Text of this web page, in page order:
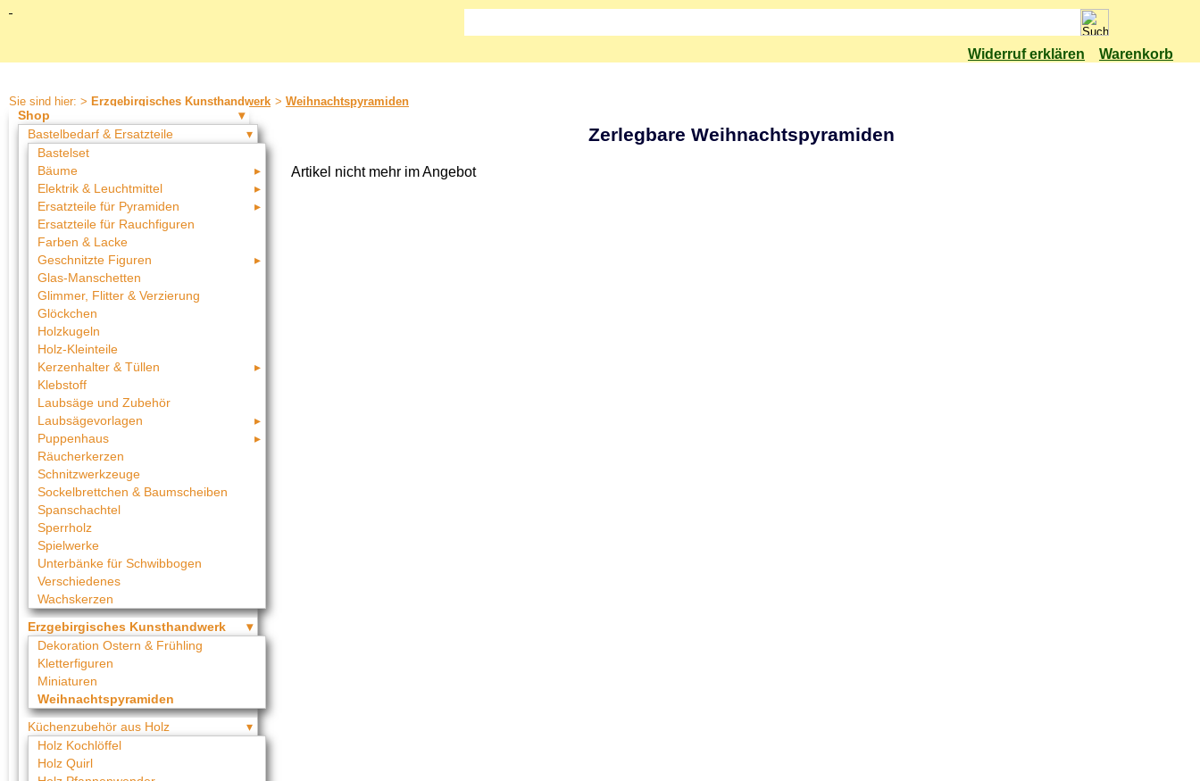
Widerruf erklären Warenkorb
Sie sind hier: > Erzgebirgisches Kunsthandwerk > Weihnachtspyramiden
Shop
Bastelbedarf & Ersatzteile
Bastelset
Bäume
Elektrik & Leuchtmittel
Ersatzteile für Pyramiden
Ersatzteile für Rauchfiguren
Farben & Lacke
Geschnitzte Figuren
Glas-Manschetten
Glimmer, Flitter & Verzierung
Glöckchen
Holzkugeln
Holz-Kleinteile
Kerzenhalter & Tüllen
Klebstoff
Laubsäge und Zubehör
Laubsägevorlagen
Puppenhaus
Räucherkerzen
Schnitzwerkzeuge
Sockelbrettchen & Baumscheiben
Spanschachtel
Sperrholz
Spielwerke
Unterbänke für Schwibbogen
Verschiedenes
Wachskerzen
Erzgebirgisches Kunsthandwerk
Dekoration Ostern & Frühling
Kletterfiguren
Miniaturen
Weihnachtspyramiden
Küchenzubehör aus Holz
Holz Kochlöffel
Holz Quirl
Zerlegbare Weihnachtspyramiden
Artikel nicht mehr im Angebot